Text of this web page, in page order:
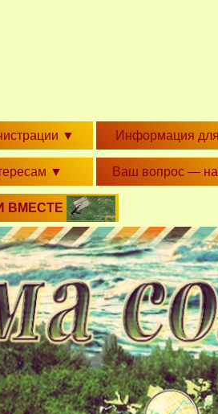
▼ Информация для
▼ Ваш вопрос —
ВМЕСТЕ